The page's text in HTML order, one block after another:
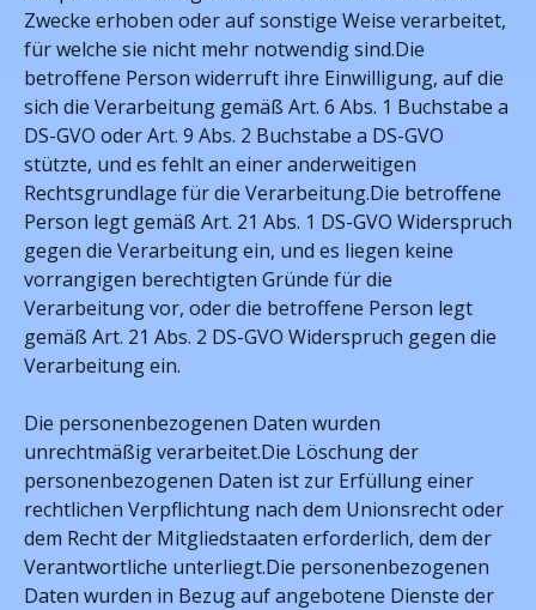
Zwecke erhoben oder auf sonstige Weise verarbeitet,
für welche sie nicht mehr notwendig sind.Die
betroffene Person widerruft ihre Einwilligung, auf die
sich die Verarbeitung gemäß Art. 6 Abs. 1 Buchstabe a
DS-GVO oder Art. 9 Abs. 2 Buchstabe a DS-GVO
stützte, und es fehlt an einer anderweitigen
Rechtsgrundlage für die Verarbeitung.Die betroffene
Person legt gemäß Art. 21 Abs. 1 DS-GVO Widerspruch
gegen die Verarbeitung ein, und es liegen keine
vorrangigen berechtigten Gründe für die
Verarbeitung vor, oder die betroffene Person legt
gemäß Art. 21 Abs. 2 DS-GVO Widerspruch gegen die
Verarbeitung ein.
Die personenbezogenen Daten wurden
unrechtmäßig verarbeitet.Die Löschung der
personenbezogenen Daten ist zur Erfüllung einer
rechtlichen Verpflichtung nach dem Unionsrecht oder
dem Recht der Mitgliedstaaten erforderlich, dem der
Verantwortliche unterliegt.Die personenbezogenen
Daten wurden in Bezug auf angebotene Dienste der